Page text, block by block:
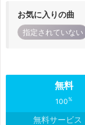
お気に入りの曲
指定されていない
無料
100%
無料サービス